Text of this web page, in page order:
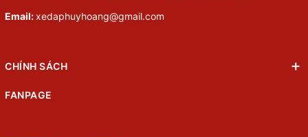
Email:xedaphuyhoang@gmail.com
CHÍNH SÁCH
FANPAGE